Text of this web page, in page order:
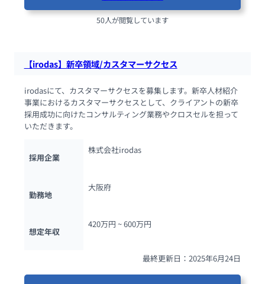
50人が閲覧しています
【irodas】新卒領域/カスタマーサクセス
irodasにて、カスタマーサクセスを募集します。新卒人材紹介
事業におけるカスタマーサクセスとして、クライアントの新卒
採用成功に向けたコンサルティング業務やクロスセルを担って
いただきます。
採用企業
株式会社irodas
勤務地
大阪府
想定年収
420万円 ~ 600万円
最終更新日：2025年6月24日